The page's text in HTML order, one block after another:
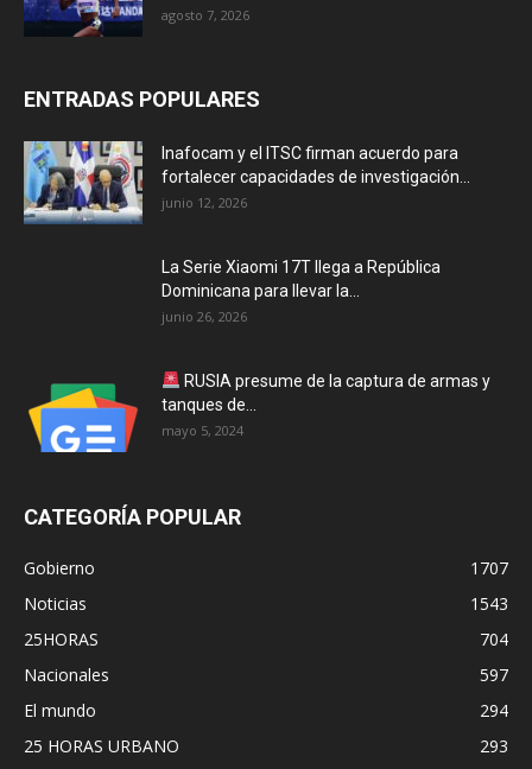
agosto 7, 2026
ENTRADAS POPULARES
Inafocam y el ITSC firman acuerdo para
fortalecer capacidades de investigación...
junio 12, 2026
La Serie Xiaomi 17T llega a República
Dominicana para llevar la...
junio 26, 2026
RUSIA presume de la captura de armas y
tanques de...
mayo 5, 2024
CATEGORÍA POPULAR
Gobierno
1707
Noticias
1543
25HORAS
704
Nacionales
597
El mundo
294
25 HORAS URBANO
293